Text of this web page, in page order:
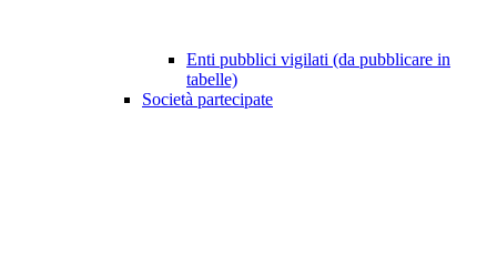
Enti pubblici vigilati (da pubblicare in
tabelle)
Società partecipate